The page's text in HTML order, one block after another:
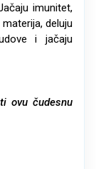
imunitet,
deluju
i jačaju
ovu čudesnu